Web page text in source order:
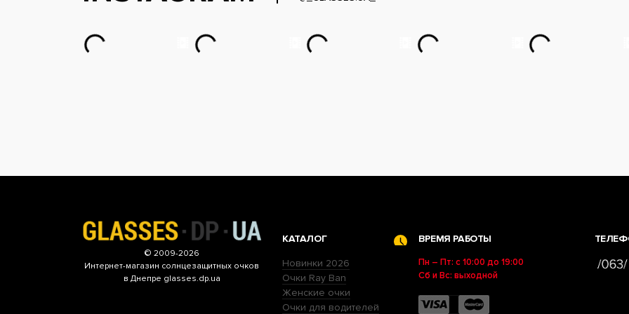
© 2009-2026
Интернет-магазин солнцезащитных очков
в Днепре glasses.dp.ua
КАТАЛОГ
Новинки 2026
Очки Ray Ban
Женские очки
Очки для водителей
ВРЕМЯ РАБОТЫ
Пн – Пт: с 10:00 до 19:00
Сб и Вс: выходной